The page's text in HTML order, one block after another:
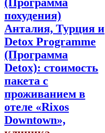
похудения)
Анталия, Турция и
Detox Programme
(Программа
Detox): стоимость
пакета с
проживанием в
отеле «Rixos
Downtown»,